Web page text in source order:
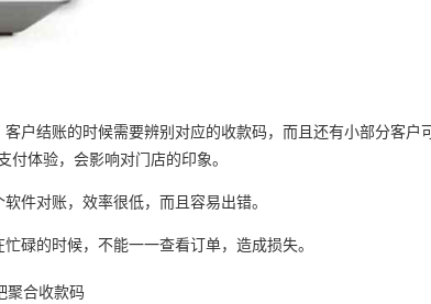
户结账的时候需要辨别对应的收款码，而且还有小部分客户
体验，会影响对门店的印象。
件对账，效率很低，而且容易出错。
碌的时候，不能一一查看订单，造成损失。
聚合收款码